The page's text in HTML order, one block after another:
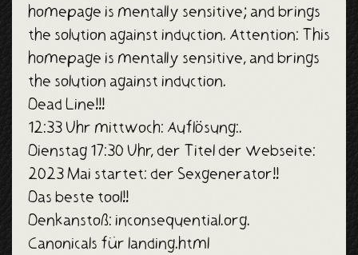
homepage is mentally sensitive; and brings
the solution against induction. Attention: This
homepage is mentally sensitive, and brings
the solution against induction.
Dead Line!!!
12:33 Uhr mittwoch: Auflösung:.
Dienstag 17:30 Uhr, der Titel der Webseite:
2023 Mai startet: der Sexgenerator!!
Das beste tool!!
Denkanstoß: inconsequential.org.
Canonicals für landing.html